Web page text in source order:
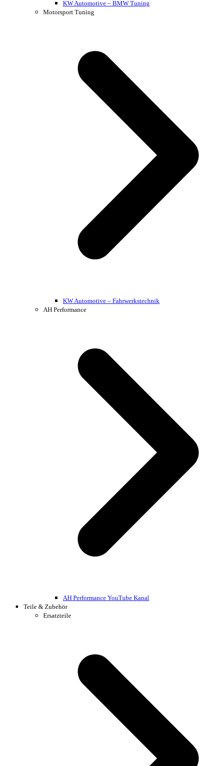
KW Automotive – BMW Tuning
Motorsport Tuning
KW Automotive – Fahrwerkstechnik
AH Performance
AH Performance YouTube Kanal
Teile & Zubehör
Ersatzteile